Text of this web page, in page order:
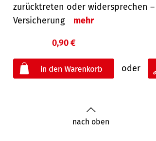
zurücktreten oder widersprechen
Versicherung
mehr
0,90 €
oder
nach oben